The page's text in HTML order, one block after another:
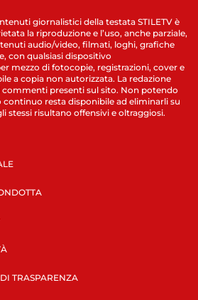
giornalistici della testata STILETV è
la riproduzione e l’uso, anche parziale,
audio/video, filmati, loghi, grafiche
con qualsiasi dispositivo
mezzo di fotocopie, registrazioni, cover e
a copia non autorizzata. La redazione
commenti presenti sul sito. Non potendo
resta disponibile ad eliminarli su
stessi risultano offensivi e oltraggiosi.
TRASPARENZA